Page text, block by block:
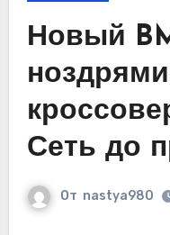
Новый
Сеть до
От nastya980